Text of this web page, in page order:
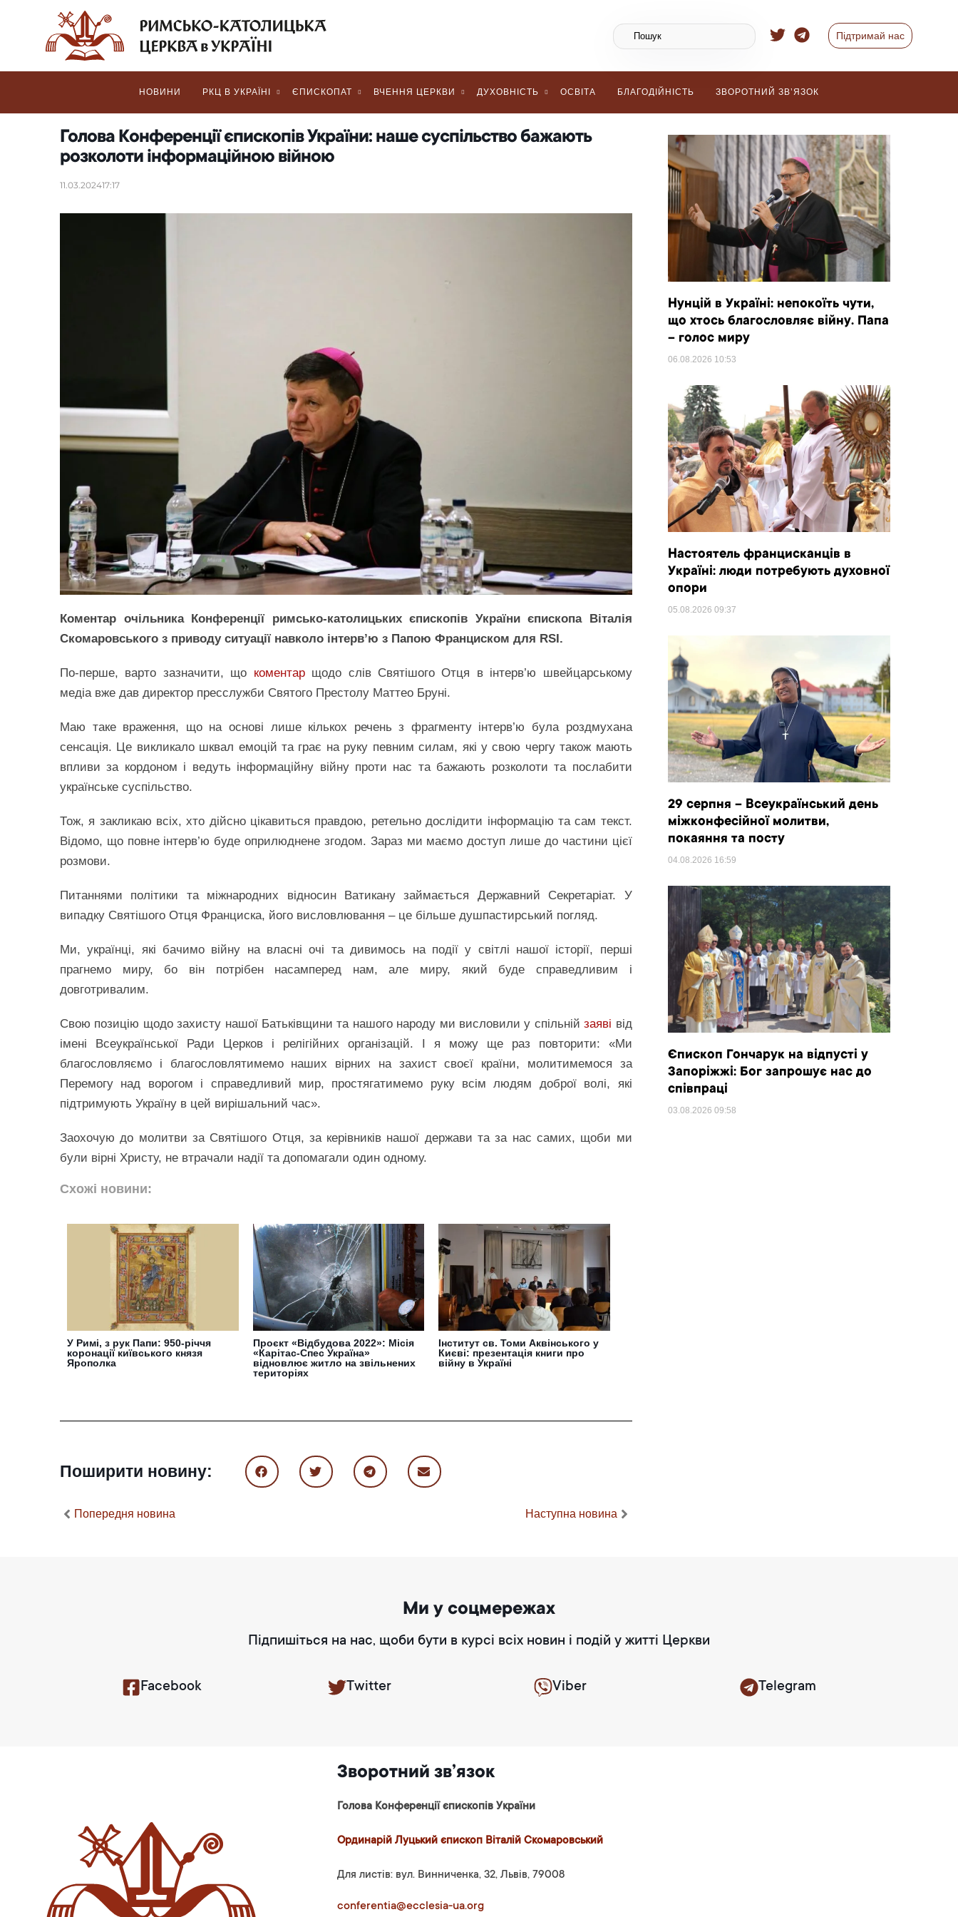
Підтримай нас
НОВИНИ РКЦ В УКРАЇНІ ЄПИСКОПАТ ВЧЕННЯ ЦЕРКВИ ДУХОВНІСТЬ ОСВІТА БЛАГОДІЙНІСТЬ ЗВОРОТНИЙ ЗВ’ЯЗОК
Голова Конференції єпископів України: наше суспільство бажають
розколоти інформаційною війною
11.03.202417:17
Коментар очільника Конференції римсько-католицьких єпископів України єпископа Віталія
Скомаровського з приводу ситуації навколо інтерв’ю з Папою Франциском для RSI.
По-перше, варто зазначити, що коментарщодо слів Святішого Отця в інтерв’ю швейцарському
медіа вже дав директор пресслужби Святого Престолу Маттео Бруні.
Маю таке враження, що на основі лише кількох речень з фрагменту інтерв’ю була роздмухана
сенсація. Це викликало шквал емоцій та грає на руку певним силам, які у свою чергу також мають
впливи за кордоном і ведуть інформаційну війну проти нас та бажають розколоти та послабити
українське суспільство.
Тож, я закликаю всіх, хто дійсно цікавиться правдою, ретельно дослідити інформацію та сам текст.
Відомо, що повне інтерв’ю буде оприлюднене згодом. Зараз ми маємо доступ лише до частини цієї
розмови.
Питаннями політики та міжнародних відносин Ватикану займається Державний Секретаріат. У
випадку Святішого Отця Франциска, його висловлювання – це більше душпастирський погляд.
Ми, українці, які бачимо війну на власні очі та дивимось на події у світлі нашої історії, перші
прагнемо миру, бо він потрібен насамперед нам, але миру, який буде справедливим і
довготривалим.
Свою позицію щодо захисту нашої Батьківщини та нашого народу ми висловили у спільнійзаяві від
імені Всеукраїнської Ради Церков і релігійних організацій. І я можу ще раз повторити: «Ми
благословляємо і благословлятимемо наших вірних на захист своєї країни, молитимемося за
Перемогу над ворогом і справедливий мир, простягатимемо руку всім людям доброї волі, які
підтримують Україну в цей вирішальний час».
Заохочую до молитви за Святішого Отця, за керівників нашої держави та за нас самих, щоби ми
були вірні Христу, не втрачали надії та допомагали один одному.
Схожі новини:
У Римі, з рук Папи: 950-річчя
коронації київського князя
Ярополка
Проєкт «Відбудова 2022»: Місія
«Карітас-Спес Україна»
відновлює житло на звільнених
територіях
Інститут св. Томи Аквінського у
Києві: презентація книги про
війну в Україні
Поширити новину:
Попередня новина Наступна новина
Нунцій в Україні: непокоїть чути,
що хтось благословляє війну. Папа
– голос миру
06.08.2026 10:53
Настоятель францисканців в
Україні: люди потребують духовної
опори
05.08.2026 09:37
29 серпня – Всеукраїнський день
міжконфесійної молитви,
покаяння та посту
04.08.2026 16:59
Єпископ Гончарук на відпусті у
Запоріжжі: Бог запрошує нас до
співпраці
03.08.2026 09:58
Ми у соцмережах
Підпишіться на нас, щоби бути в курсі всіх новин і подій у житті Церкви
Facebook Twitter Viber Telegram
Зворотний зв’язок
Голова Конференції єпископів України
Ординарій Луцький єпископ Віталій Скомаровський
Для листів: вул. Винниченка, 32, Львів, 79008
conferentia@ecclesia-ua.org